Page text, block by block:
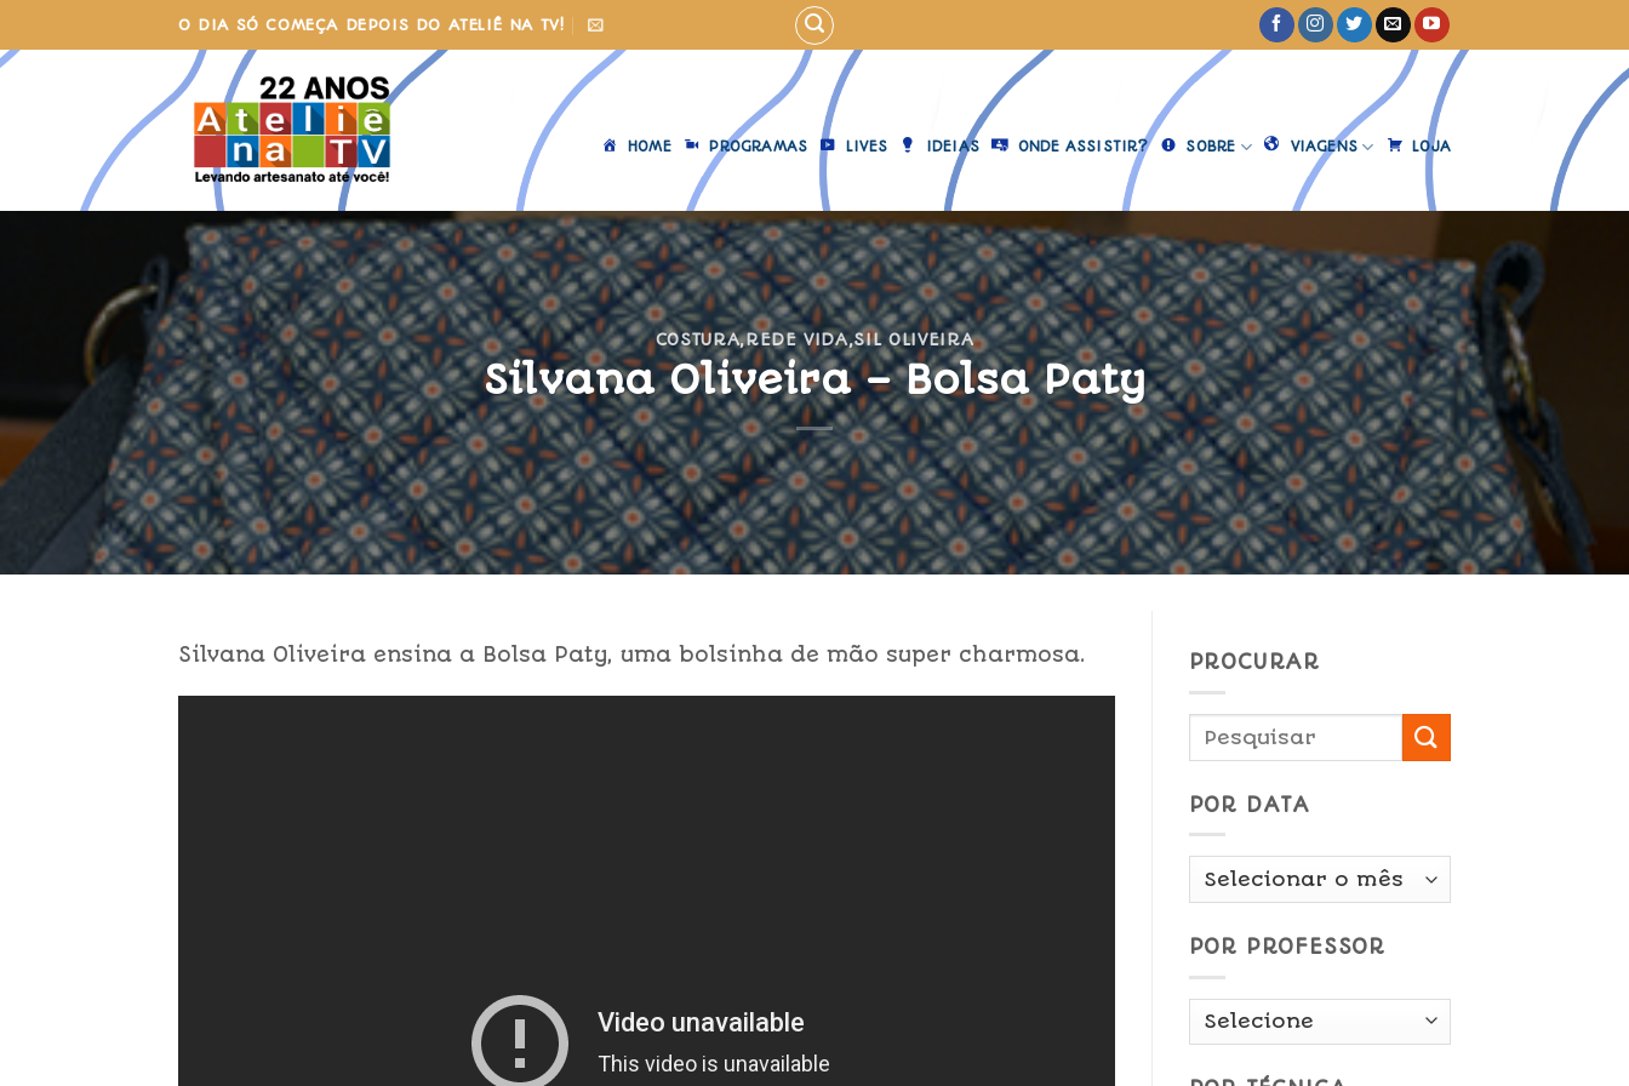
to
content
O DIA SÓ COMEÇA DEPOIS DO ATELIÊ NA TV!
HOME PROGRAMAS LIVES IDEIAS ONDE ASSISTIR? SOBRE VIAGENS LOJA
COSTURA,REDE VIDA,SIL OLIVEIRA
Silvana Oliveira – Bolsa Paty
Silvana Oliveira ensina a Bolsa Paty, uma bolsinha de mão super charmosa. PROCURAR
POR DATA
Por
POR PROFESSOR